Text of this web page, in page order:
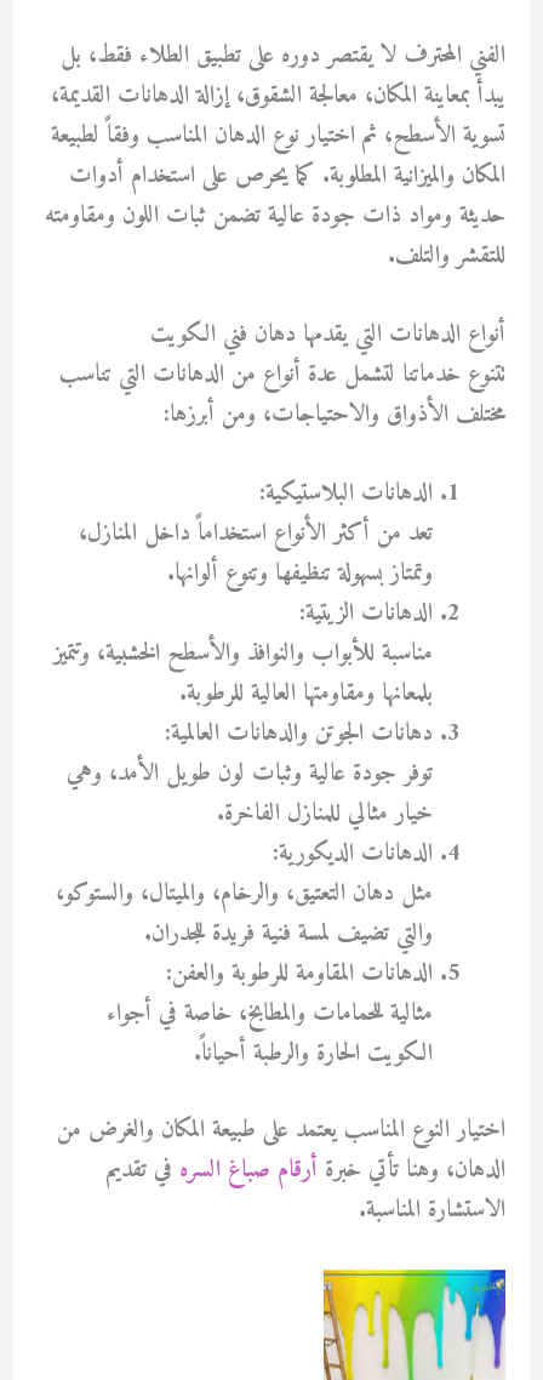
الفني المحترف لا يقتصر دوره على تطبيق الطلاء فقط، بل
يبدأ بمعاينة المكان، معالجة الشقوق، إزالة الدهانات القديمة،
تسوية الأسطح، ثم اختيار نوع الدهان المناسب وفقاً لطبيعة
المكان والميزانية المطلوبة. كما يحرص على استخدام أدوات
حديثة ومواد ذات جودة عالية تضمن ثبات اللون ومقاومته
للتقشر والتلف.
أنواع الدهانات التي يقدمها دهان فني الكويت
تتنوع خدماتنا لتشمل عدة أنواع من الدهانات التي تناسب
مختلف الأذواق والاحتياجات، ومن أبرزها:
الدهانات البلاستيكية:
تعد من أكثر الأنواع استخداماً داخل المنازل،
وتمتاز بسهولة تنظيفها وتنوع ألوانها.
الدهانات الزيتية:
مناسبة للأبواب والنوافذ والأسطح الخشبية، وتتميز
بلمعانها ومقاومتها العالية للرطوبة.
دهانات الجوتن والدهانات العالمية:
توفر جودة عالية وثبات لون طويل الأمد، وهي
خيار مثالي للمنازل الفاخرة.
الدهانات الديكورية:
مثل دهان التعتيق، والرخام، والميتال، والستوكو،
والتي تضيف لمسة فنية فريدة للجدران.
الدهانات المقاومة للرطوبة والعفن:
مثالية للحمامات والمطابخ، خاصة في أجواء
الكويت الحارة والرطبة أحياناً.
اختيار النوع المناسب يعتمد على طبيعة المكان والغرض من
الدهان، وهنا تأتي خبرة أرقام صباغ السره في تقديم
الاستشارة المناسبة.